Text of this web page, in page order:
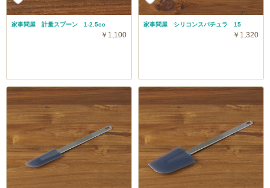
家事問屋 計量スプーン 1-2.5cc
￥1,100
家事問屋 シリコンスパチュラ 15
￥1,320